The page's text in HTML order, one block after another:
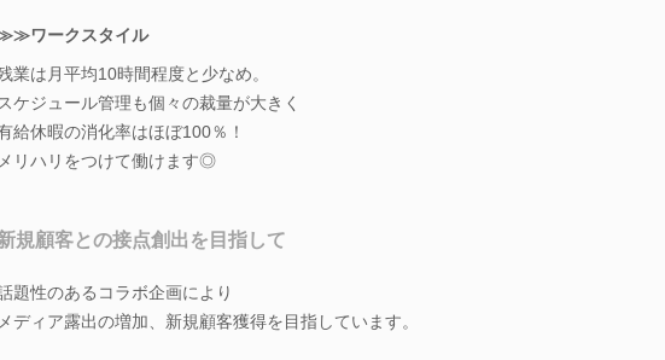
ワークスタイル
業は月平均10時間程度と少なめ。
スケジュール管理も個々の裁量が大きく
給休暇の消化率はほぼ100％！
メリハリをつけて働けます◎
規顧客との接点創出を目指して
題性のあるコラボ企画により
メディア露出の増加、新規顧客獲得を目指しています。